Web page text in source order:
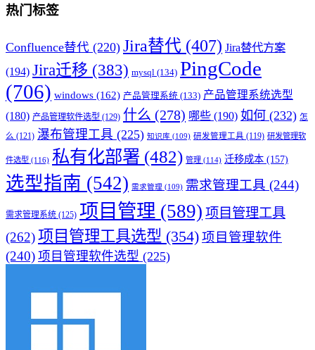
热门标签
Confluence替代 (220) Jira替代 (407) Jira替代方案
(194) Jira迁移 (383) mysql (134) PingCode
(706) windows (162) 产品管理系统 (133) 产品管理系统选型
(180) 产品管理软件选型 (129) 什么 (278) 哪些 (190) 如何 (232) 怎
么 (121) 瀑布管理工具 (225) 知识库 (109) 研发管理工具 (119) 研发管理软
件选型 (116) 私有化部署 (482) 管理 (114) 迁移成本 (157)
选型指南 (542) 需求管理 (109) 需求管理工具 (244)
需求管理系统 (125) 项目管理 (589) 项目管理工具
(262)项目管理工具选型 (354) 项目管理软件
(240) 项目管理软件选型 (225)